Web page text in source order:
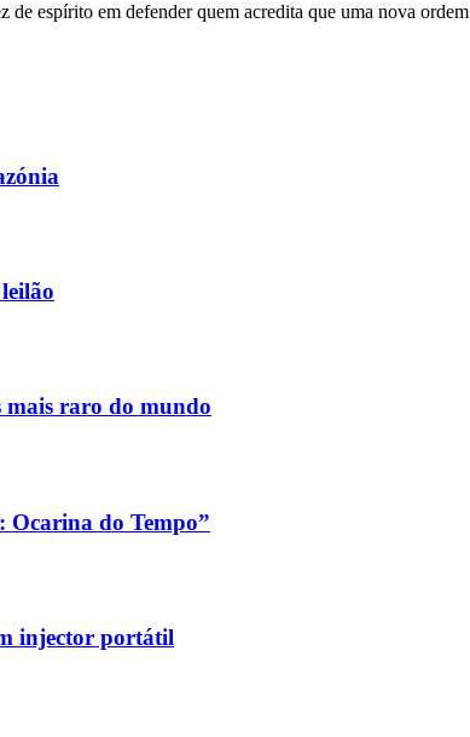
espírito em defender quem acredita que uma nova
mais raro do mundo
Ocarina do Tempo”
injector portátil